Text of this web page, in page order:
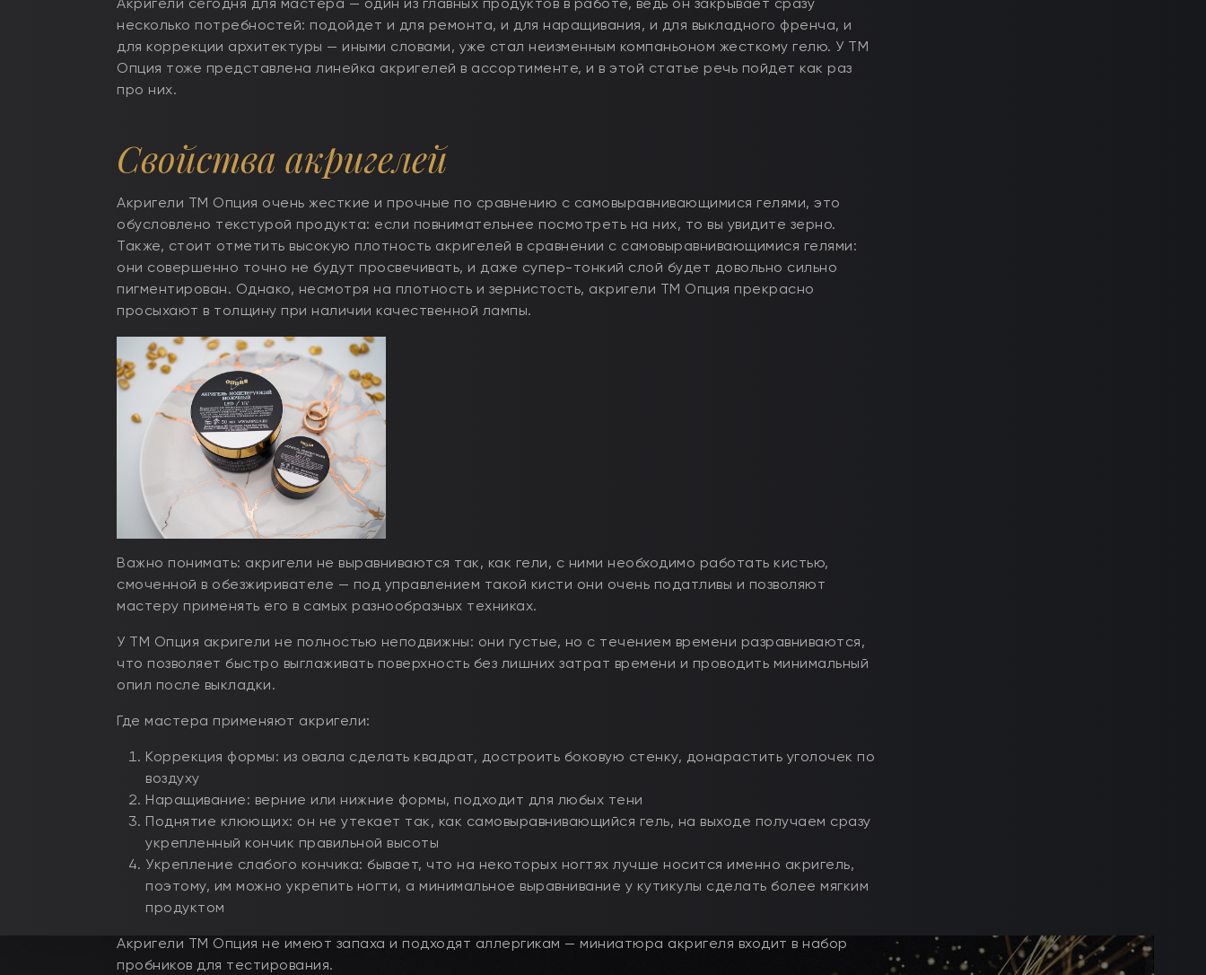
Акригели сегодня для мастера — один из главных продуктов в работе, ведь он закрывает сразу
несколько потребностей: подойдет и для ремонта, и для наращивания, и для выкладного френча, и
для коррекции архитектуры — иными словами, уже стал неизменным компаньоном жесткому гелю. У ТМ
Опция тоже представлена линейка акригелей в ассортименте, и в этой статье речь пойдет как раз
про них.
Свойства акригелей
Акригели ТМ Опция очень жесткие и прочные по сравнению с самовыравнивающимися гелями, это
обусловлено текстурой продукта: если повнимательнее посмотреть на них, то вы увидите зерно.
Также, стоит отметить высокую плотность акригелей в сравнении с самовыравнивающимися гелями:
они совершенно точно не будут просвечивать, и даже супер-тонкий слой будет довольно сильно
пигментирован. Однако, несмотря на плотность и зернистость, акригели ТМ Опция прекрасно
просыхают в толщину при наличии качественной лампы.
Важно понимать: акригели не выравниваются так, как гели, с ними необходимо работать кистью,
смоченной в обезжиривателе — под управлением такой кисти они очень податливы и позволяют
мастеру применять его в самых разнообразных техниках.
У ТМ Опция акригели не полностью неподвижны: они густые, но с течением времени разравниваются,
что позволяет быстро выглаживать поверхность без лишних затрат времени и проводить минимальный
опил после выкладки.
Где мастера применяют акригели:
Коррекция формы: из овала сделать квадрат, достроить боковую стенку, донарастить уголочек по
воздуху
Наращивание: верние или нижние формы, подходит для любых тени
Поднятие клюющих: он не утекает так, как самовыравнивающийся гель, на выходе получаем сразу
укрепленный кончик правильной высоты
Укрепление слабого кончика: бывает, что на некоторых ногтях лучше носится именно акригель,
поэтому, им можно укрепить ногти, а минимальное выравнивание у кутикулы сделать более мягким
продуктом
Акригели ТМ Опция не имеют запаха и подходят аллергикам — миниатюра акригеля входит в набор
пробников для тестирования.